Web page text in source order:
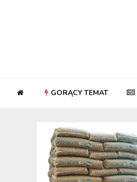
GORĄCY TEMAT